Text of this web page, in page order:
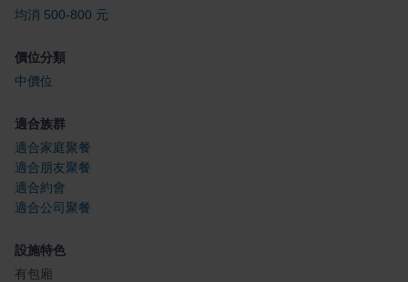
均消 500-800 元
價位分類
中價位
適合族群
適合家庭聚餐
適合朋友聚餐
適合約會
適合公司聚餐
設施特色
有包廂